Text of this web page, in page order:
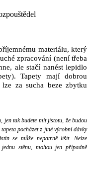
materiálu, který
zpracování (není třeba
ale stačí nanést lepidlo
Tapety mají dobrou
za sucha beze zbytku
jen tak budete mít jistotu, že budou
pocházet z jiné výrobní dávky
se může nepatrně lišit. Nelze
stěnu, mohou jen případně